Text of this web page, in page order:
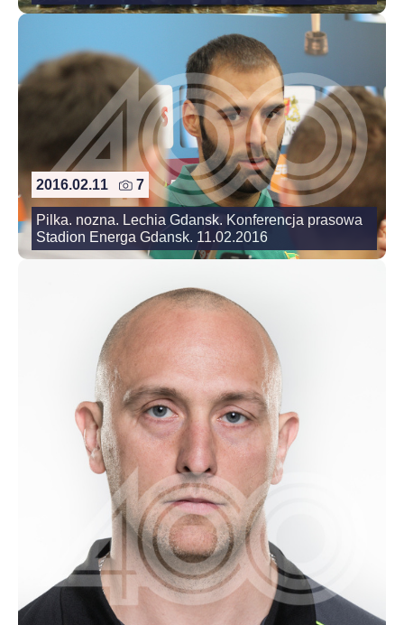
2016.02.11 7
Pilka. nozna. Lechia Gdansk. Konferencja prasowa
Stadion Energa Gdansk. 11.02.2016